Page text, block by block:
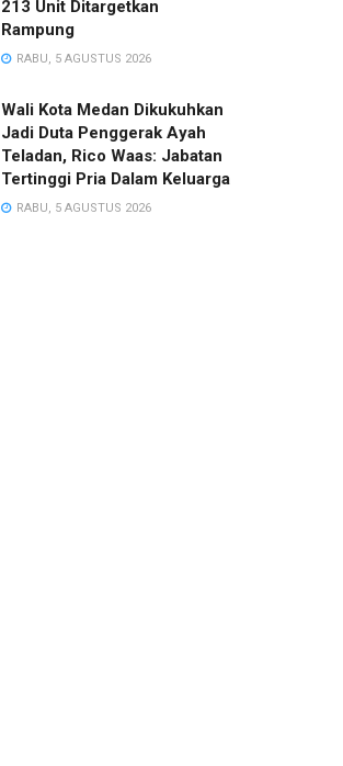
213 Unit Ditargetkan
Rampung
RABU, 5 AGUSTUS 2026
Wali Kota Medan Dikukuhkan
Jadi Duta Penggerak Ayah
Teladan, Rico Waas: Jabatan
Tertinggi Pria Dalam Keluarga
RABU, 5 AGUSTUS 2026